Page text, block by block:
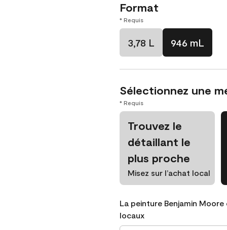
Format
* Requis
3,78 L 946 mL
Sélectionnez une
* Requis
Trouvez le
détaillant le
plus proche
Misez sur l’achat local
La peinture Benjamin
locaux